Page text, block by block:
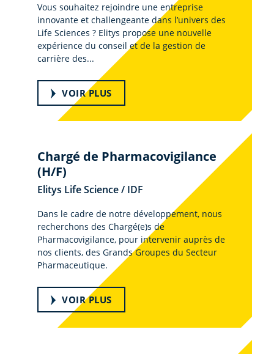
Vous souhaitez rejoindre une entreprise
innovante et challengeante dans l’univers des
Life Sciences ? Elitys propose une nouvelle
expérience du conseil et de la gestion de
carrière des...
VOIR PLUS
Chargé de Pharmacovigilance
(H/F)
Elitys Life Science / IDF
Dans le cadre de notre développement, nous
recherchons des Chargé(e)s de
Pharmacovigilance, pour intervenir auprès de
nos clients, des Grands Groupes du Secteur
Pharmaceutique.
VOIR PLUS